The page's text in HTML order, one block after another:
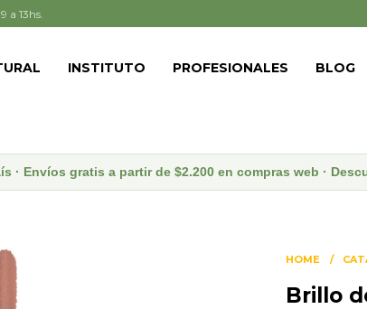
INSTITUTO PROFESIONALES BLOG
a 13hs.
· Envíos gratis a partir de $2.200 en compras web ·
HOME
Brillo